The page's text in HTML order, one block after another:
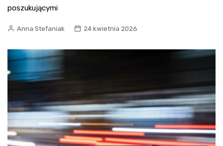
poszukującymi
Anna Stefaniak 24 kwietnia 2026